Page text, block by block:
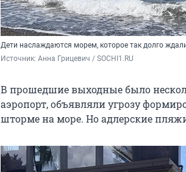
Дети наслаждаются морем, которое так долго
Источник: Анна Грицевич / SOCHI1.RU
В прошедшие выходные было
аэропорт, объявляли угрозу
шторме на море. Но адлерские